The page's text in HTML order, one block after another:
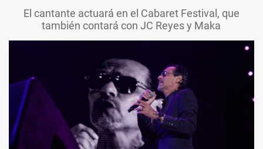
El cantante actuará en el Cabaret Festival, que
también contará con JC Reyes y Maka